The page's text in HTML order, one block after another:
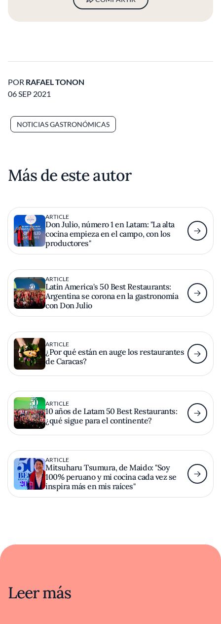
POR RAFAEL TONON
06 SEP 2021
NOTICIAS GASTRONÓMICAS
Más de este autor
ARTICLE
Don Julio, número 1 en Latam: "La alta
cocina empieza en el campo, con los
productores"
ARTICLE
Latin America's 50 Best Restaurants:
Argentina se corona en la gastronomía
con Don Julio
ARTICLE
¿Por qué están en auge los restaurantes
de Caracas?
ARTICLE
10 años de Latam 50 Best Restaurants:
¿qué sigue para el continente?
ARTICLE
Mitsuharu Tsumura, de Maido: "Soy
100% peruano y mi cocina cada vez se
inspira más en mis raíces"
Leer más